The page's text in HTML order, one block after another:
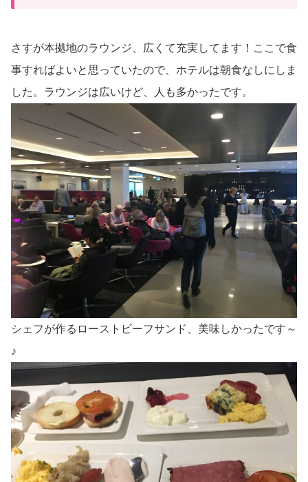
さすが本拠地のラウンジ、広くて充実してます！ここで食
事すればよいと思っていたので、ホテルは朝食なしにしま
した。ラウンジは広いけど、人も多かったです。
シェフが作るローストビーフサンド、美味しかったです～
♪